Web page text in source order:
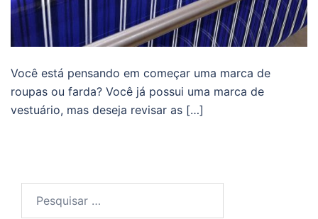
Você está pensando em começar uma marca de
roupas ou farda? Você já possui uma marca de
vestuário, mas deseja revisar as […]
por: